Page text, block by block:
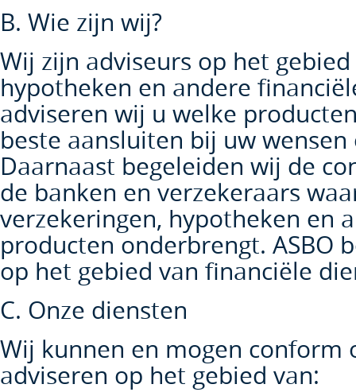
B. Wie zijn wij?
Wij zijn adviseurs op het
hypotheken en andere
adviseren wij u welke
beste aansluiten bij uw
Daarnaast begeleiden wij de
de banken en verzekeraars
verzekeringen, hypotheken en
producten onderbrengt. ASBO
op het gebied van financiële
C. Onze diensten
Wij kunnen en mogen conform
adviseren op het gebied van: